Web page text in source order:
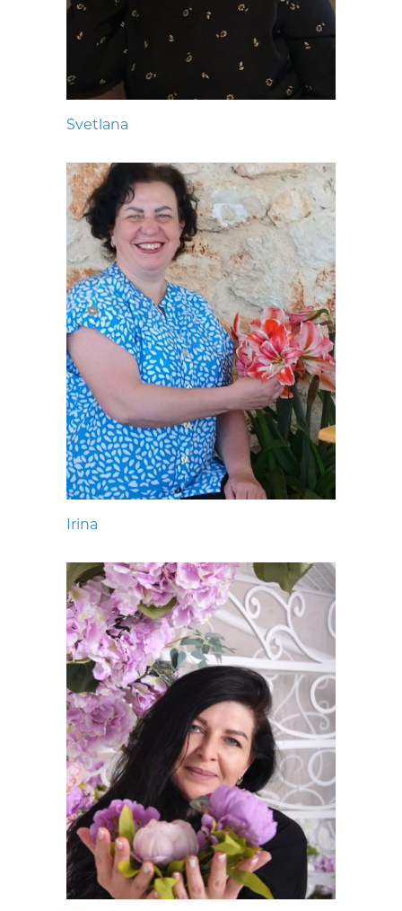
Svetlana
Irina